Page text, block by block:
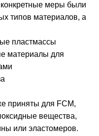
меры были
типов материалов, а
пластмассы
материалы для
приняты для FCM,
вещества,
или эластомеров.